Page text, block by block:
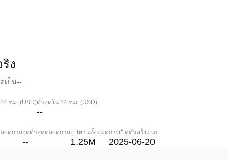
ง
เป็น--.
ชม. (USD)ต่ำสุดใน 24 ชม. (USD)
--
อดกาลจุดต่ำสุดตลอดกาล
--
อุปทานทั้งหมด
1.25M
การเปิดตัวครั้งแรก
2025-06-20